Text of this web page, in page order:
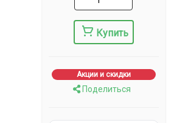
Купить
Акции и скидки
Поделиться